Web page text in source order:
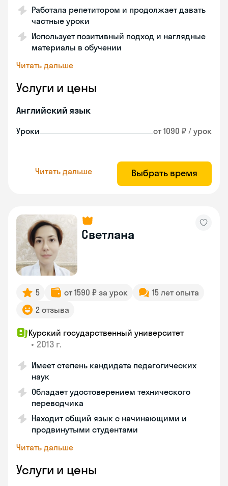
Работала репетитором и продолжает давать
частные уроки
Использует позитивный подход и наглядные
материалы в обучении
Читать дальше
Услуги и цены
Английский язык
Уроки от 1090 ₽ / урок
Читать дальше Выбрать время
Светлана
5 от 1590 ₽ за урок
15 лет опыта
2 отзыва
Курский государственный университет
• 2013 г.
Имеет степень кандидата педагогических
наук
Обладает удостоверением технического
переводчика
Находит общий язык с начинающими и
продвинутыми студентами
Читать дальше
Услуги и цены